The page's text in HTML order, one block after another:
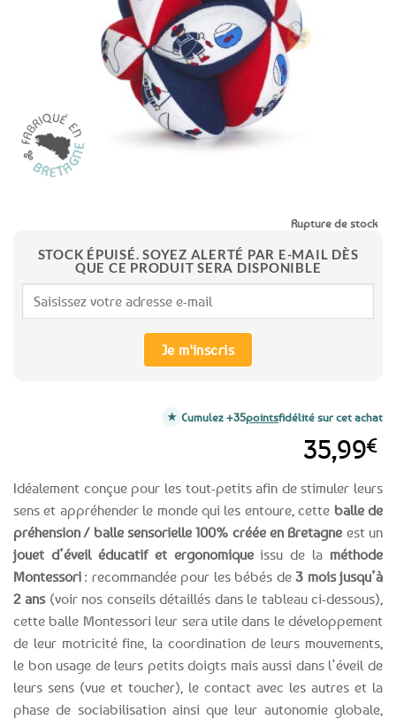
Idéalement conçue pour les tout-petits afin de stimuler leurs
sens et appréhender le monde qui les entoure, cette balle de
préhension / balle sensorielle 100% créée en Bretagne est un
jouet d’éveil éducatif et ergonomiqueissu de la méthode
Montessori : recommandée pour les bébés de3 mois jusqu’à
2 ans(voir nos conseils détaillés dans le tableau ci-dessous),
cette balle Montessori leur sera utile dans le développement
de leur motricité fine, la coordination de leurs mouvements,
le bon usage de leurs petits doigts mais aussi dans l’éveil de
leurs sens (vue et toucher), le contact avec les autres et la
phase de sociabilisation ainsi que leur autonomie globale,
35,99€
Rupture de stock
STOCK ÉPUISÉ. SOYEZ ALERTÉ PAR E-MAIL DÈS
QUE CE PRODUIT SERA DISPONIBLE
Je m'inscris
Cumulez +35pointsfidélité sur cet achat